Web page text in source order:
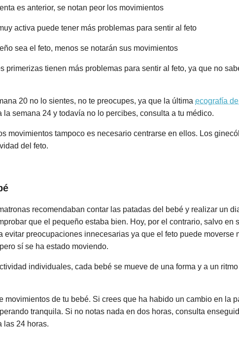
es anterior, se notan peor los movimientos
activa puede tener más problemas para sentir al feto
sea el feto, menos se notarán sus movimientos
primerizas tienen más problemas para sentir al feto, ya que no
20 no lo sientes, no te preocupes, ya que la última ecografía
semana 24 y todavía no lo percibes, consulta a tu médico.
movimientos tampoco es necesario centrarse en ellos. Los
del feto.
recomendaban contar las patadas del bebé y realizar un
que el pequeño estaba bien. Hoy, por el contrario, salvo en
evitar preocupaciones innecesarias ya que el feto puede moverse
sí se ha estado moviendo.
individuales, cada bebé se mueve de una forma y a un
movimientos de tu bebé. Si crees que ha habido un cambio en la
tranquila. Si no notas nada en dos horas, consulta
las 24 horas.